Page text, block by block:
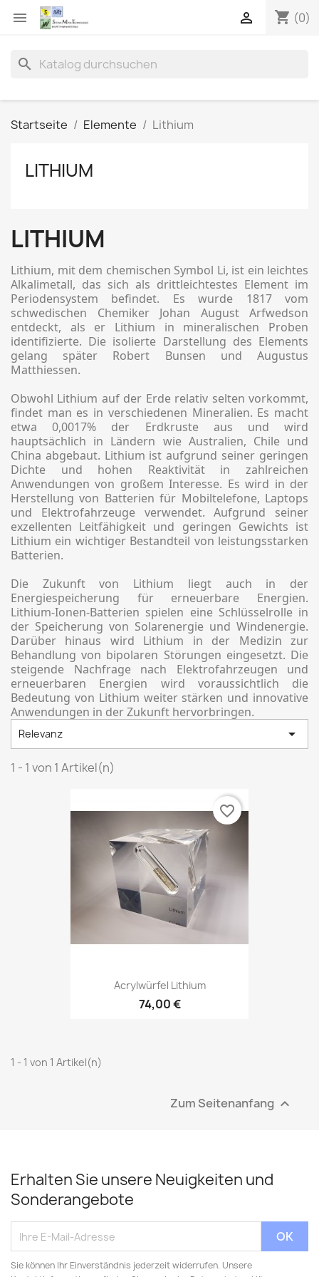
 shopping_cart (0)

search
Startseite Elemente Lithium
LITHIUM
LITHIUM
Lithium, mit dem chemischen Symbol Li, ist ein leichtes
Alkalimetall, das sich als drittleichtestes Element im
Periodensystem befindet. Es wurde 1817 vom
schwedischen Chemiker Johan August Arfwedson
entdeckt, als er Lithium in mineralischen Proben
identifizierte. Die isolierte Darstellung des Elements
gelang später Robert Bunsen und Augustus
Matthiessen.
Obwohl Lithium auf der Erde relativ selten vorkommt,
findet man es in verschiedenen Mineralien. Es macht
etwa 0,0017% der Erdkruste aus und wird
hauptsächlich in Ländern wie Australien, Chile und
China abgebaut. Lithium ist aufgrund seiner geringen
Dichte und hohen Reaktivität in zahlreichen
Anwendungen von großem Interesse. Es wird in der
Herstellung von Batterien für Mobiltelefone, Laptops
und Elektrofahrzeuge verwendet. Aufgrund seiner
exzellenten Leitfähigkeit und geringen Gewichts ist
Lithium ein wichtiger Bestandteil von leistungsstarken
Batterien.
Die Zukunft von Lithium liegt auch in der
Energiespeicherung für erneuerbare Energien.
Lithium-Ionen-Batterien spielen eine Schlüsselrolle in
der Speicherung von Solarenergie und Windenergie.
Darüber hinaus wird Lithium in der Medizin zur
Behandlung von bipolaren Störungen eingesetzt. Die
steigende Nachfrage nach Elektrofahrzeugen und
erneuerbaren Energien wird voraussichtlich die
Bedeutung von Lithium weiter stärken und innovative
Anwendungen in der Zukunft hervorbringen.
Relevanz 
1 - 1 von 1 Artikel(n)
Acrylwürfel Lithium
74,00 €
favorite_border
1 - 1 von 1 Artikel(n)
Zum Seitenanfang 
Erhalten Sie unsere Neuigkeiten und
Sonderangebote
Sie können Ihr Einverständnis jederzeit widerrufen. Unsere